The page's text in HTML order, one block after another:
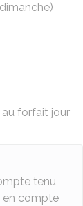
au forfait jour
tenu
en compte